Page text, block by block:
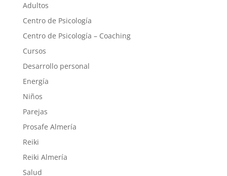
Adultos
Centro de Psicología
Centro de Psicología – Coaching
Cursos
Desarrollo personal
Energía
Niños
Parejas
Prosafe Almería
Reiki
Reiki Almería
Salud